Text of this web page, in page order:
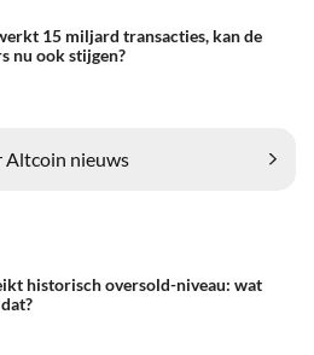
15 miljard transacties, kan de
nu ook stijgen?
Altcoin nieuws
historisch oversold-niveau: wat